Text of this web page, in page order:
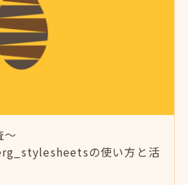
～
の使い方と活